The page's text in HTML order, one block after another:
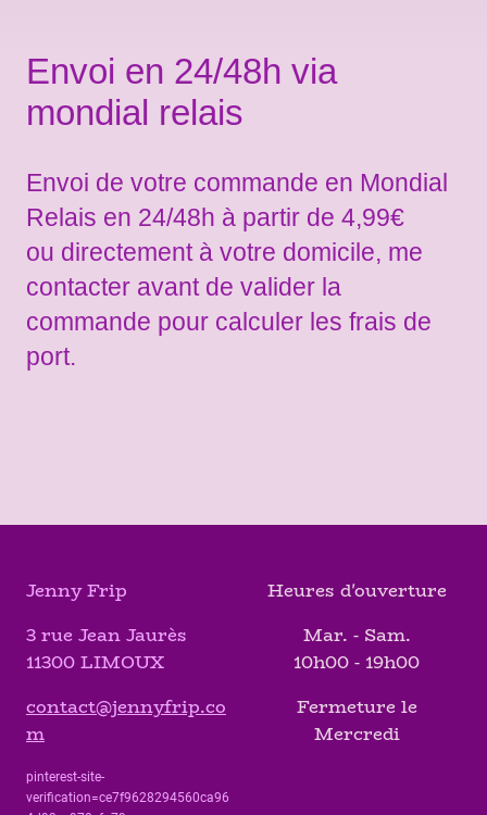
Envoi en 24/48h via
mondial relais
Envoi de votre commande en Mondial
Relais en 24/48h à partir de 4,99€
ou directement à votre domicile, me
contacter avant de valider la
commande pour calculer les frais de
port.
Jenny Frip
3 rue Jean Jaurès
11300 LIMOUX
contact@jennyfrip.co
m
pinterest-site-
verification=ce7f9628294560ca96
Heures d'ouverture
Mar. - Sam.
10h00 - 19h00
Fermeture le
Mercredi